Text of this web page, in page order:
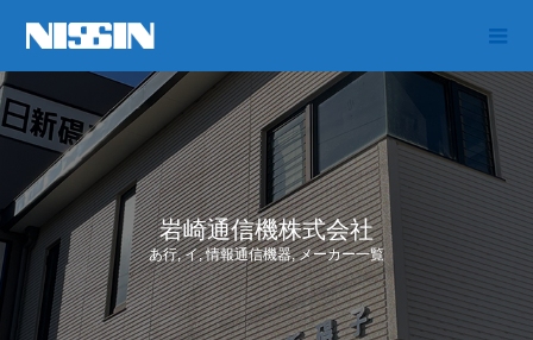
岩崎通信機株式会社
あ行,イ,情報通信機器,メーカー一覧